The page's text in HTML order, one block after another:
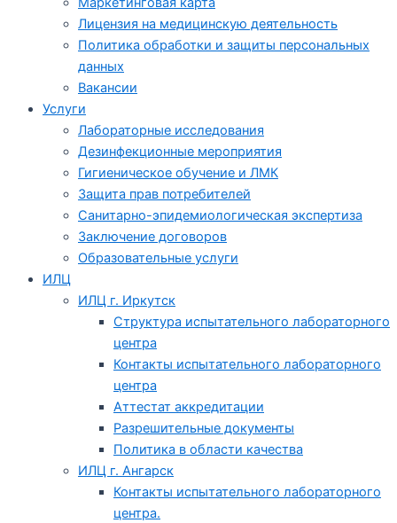
Лицензия на медицинскую деятельность
Политика обработки и защиты персональных
данных
Вакансии
Услуги
Лабораторные исследования
Дезинфекционные мероприятия
Гигиеническое обучение и ЛМК
Защита прав потребителей
Санитарно-эпидемиологическая экспертиза
Заключение договоров
Образовательные услуги
ИЛЦ
ИЛЦ г. Иркутск
Структура испытательного лабораторного
центра
Контакты испытательного лабораторного
центра
Аттестат аккредитации
Разрешительные документы
Политика в области качества
ИЛЦ г. Ангарск
Контакты испытательного лабораторного
центра.